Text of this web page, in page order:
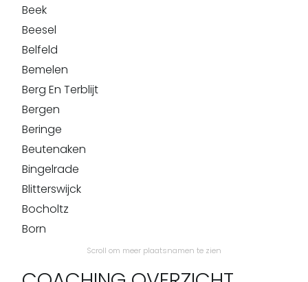
Beek
Beesel
Belfeld
Bemelen
Berg En Terblijt
Bergen
Beringe
Beutenaken
Bingelrade
Blitterswijck
Bocholtz
Born
Scroll om meer plaatsnamen te zien